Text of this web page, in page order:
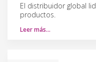
El distribuidor global
productos.
Leer más…